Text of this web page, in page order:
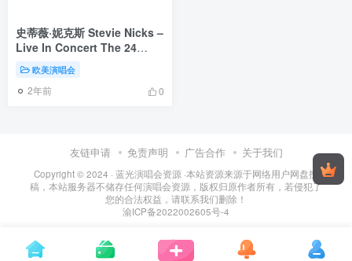
史蒂薇·妮克斯 Stevie Nicks –
Live In Concert The 24
Karat Gold Tour
2021《BDMV 36.2G》
欧美演唱会
2年前 0
友链申请 免责声明 广告合作 关于我们
Copyright © 2024 · 蓝光演唱会资源 ·本站资源来源于网络用户网盘投
稿，本站服务器不储存任何演唱会资源，版权归原作者所有，若侵犯了
您的合法权益，请联系我们删除！
渝ICP备2022002605号-4